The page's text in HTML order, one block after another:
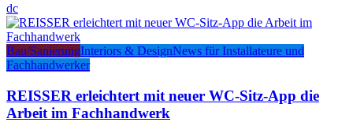
dc
Bau/SanierungInteriors & DesignNews für Installateure und
Fachhandwerker
REISSER erleichtert mit neuer WC-Sitz-App die
Arbeit im Fachhandwerk